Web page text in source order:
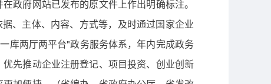
政府网站已发布的原文件上作出明确标注。
、主体、内容、方式等，及时通过国家企业
库两厅两平台"政务服务体系，年内完成政务
先推动企业注册登记、项目投资、创业创新